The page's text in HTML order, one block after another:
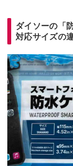
ダイソーの「
対応サイズの